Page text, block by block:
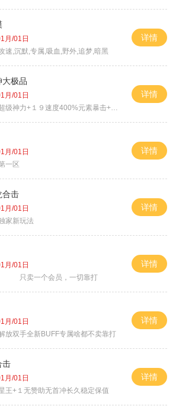
月/01日
速,沉默,专属,吸血,野外,追梦,暗黑
详情
大极品
月/01日
级神力+１９速度400%元素暴击+６６
详情
月/01日
一区
详情
合击
月/01日
家新玩法
详情
月/01日
只卖一个会员，一切靠打
详情
月/01日
放双手全新BUFF专属啥都不卖靠打
详情
击
月/01日
王+１无赞助无首冲长久稳定保值
详情